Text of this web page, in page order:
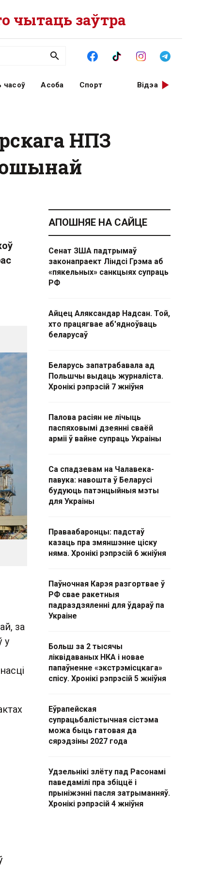
чытаць заўтра
часоў Асоба Спорт Відэа
НПЗ
за
у
АПОШНЯЕ НА САЙЦЕ
Сенат ЗША падтрымаў
законапраект Ліндсі Грэма аб
«пякельных» санкцыях супраць
РФ
Айцец Аляксандар Надсан. Той,
хто працягвае аб'ядноўваць
беларусаў
Беларусь запатрабавала ад
Польшчы выдаць журналіста.
Хронікі рэпрэсій 7 жніўня
Палова расіян не лічыць
паспяховымі дзеянні сваёй
арміі ў вайне супраць Украіны
Са спадзевам на Чалавека-
павука: навошта ў Беларусі
будуюць патэнцыйныя мэты
для Украіны
Праваабаронцы: падстаў
казаць пра змяншэнне ціску
няма. Хронікі рэпрэсій 6 жніўня
Паўночная Карэя разгортвае ў
РФ свае ракетныя
падраздзяленні для ўдараў па
Украіне
Больш за 2 тысячы
ліквідаваных НКА і новае
папаўненне «экстрэмісцкага»
спісу. Хронікі рэпрэсій 5 жніўня
Еўрапейская
супрацьбалістычная сістэма
можа быць гатовая да
сярэдзіны 2027 года
Удзельнікі злёту пад Расонамі
паведамілі пра збіццё і
прыніжэнні пасля затрыманняў.
Хронікі рэпрэсій 4 жніўня